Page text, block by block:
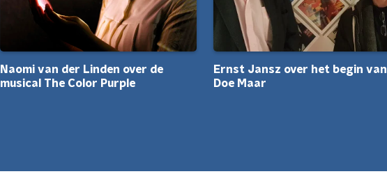
Naomi van der Linden over de
musical The Color Purple
Ernst Jansz over het begin van
Doe Maar